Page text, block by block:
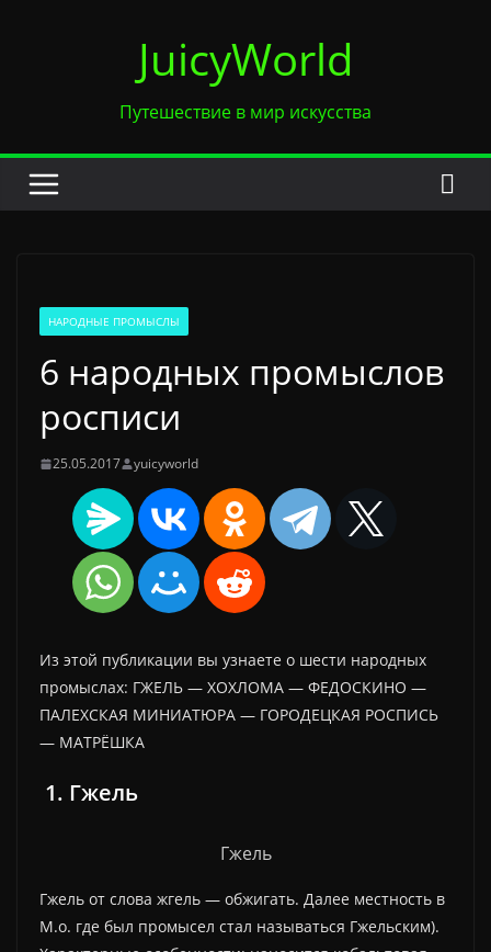
JuicyWorld
Путешествие в мир искусства
НАРОДНЫЕ ПРОМЫСЛЫ
6 народных промыслов
росписи
25.05.2017 yuicyworld
Из этой публикации вы узнаете о шести народных
промыслах: ГЖЕЛЬ — ХОХЛОМА — ФЕДОСКИНО —
ПАЛЕХСКАЯ МИНИАТЮРА — ГОРОДЕЦКАЯ РОСПИСЬ
— МАТРЁШКА
1. Гжель
Гжель
Гжель от слова жгель — обжигать. Далее местность в
М.о. где был промысел стал называться Гжельским).